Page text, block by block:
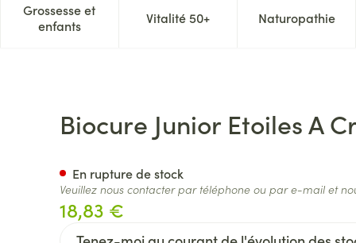
Beauté, soins et hygiène
menu pour la catégorie Régime, alimentation &
Grossesse et
enfantsAfficher le sous-menu pour la catégorie Grossesse
Vitalité 50+Afficher le sous-menu pour la
Naturopathie
Afficher
60Biocure Junior Etoiles A
18,83 €
En rupture de stock
Veuillez nous contacter par téléphone ou par e-mail et